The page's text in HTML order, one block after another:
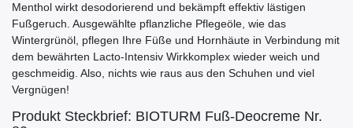
Menthol wirkt desodorierend und bekämpft effektiv lästigen
Fußgeruch. Ausgewählte pflanzliche Pflegeöle, wie das
Wintergrünöl, pflegen Ihre Füße und Hornhäute in Verbindung mit
dem bewährten Lacto-Intensiv Wirkkomplex wieder weich und
geschmeidig. Also, nichts wie raus aus den Schuhen und viel
Vergnügen!
Produkt Steckbrief: BIOTURM Fuß-Deocreme Nr.